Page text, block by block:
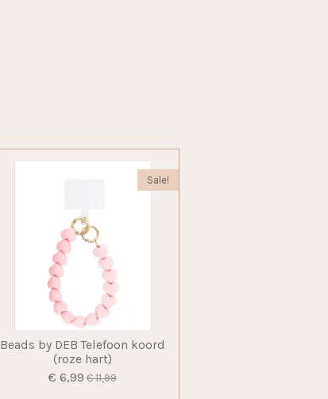
Sale!
Beads by DEB Telefoon koord
(roze hart)
€ 6,99 € 11,99